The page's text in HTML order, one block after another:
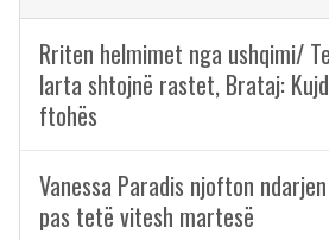
Rriten helmimet nga ushqimi/
larta shtojnë rastet, Brataj:
ftohës
Vanessa Paradis njofton
pas tetë vitesh martesë